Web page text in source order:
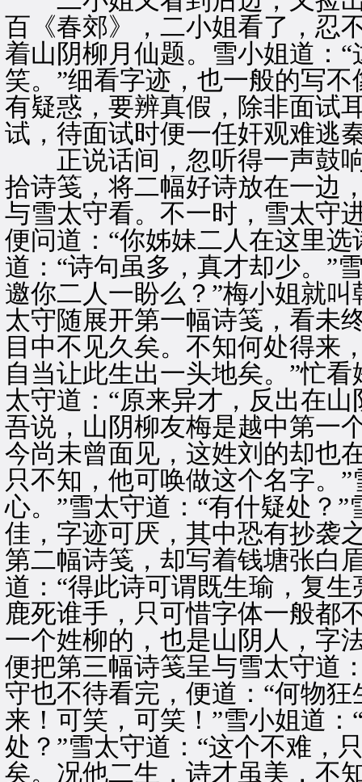
百《春郊》，二小姐看了，忍
着山阴柳月仙题。雪小姐道：
笑。”细看字迹，也一般的写
有疑惑，要辨真假，除非面试
试，待面试时便一任奸观难逃
正说话间，忽听得一声鼓响
拾诗笺，将二幅好诗放在一边
与雪太守看。不一时，雪太守
便问道：“你姊妹二人在这里
道：“诗句虽多，真才却少。”
邀你二人一盼么？”梅小姐就
太守随展开第一幅诗笺，看未
目中不见久矣。不知何处得来
自当让此生出一头地矣。”忙
太守道：“原来异才，反出在
吾说，山阴柳友梅是越中第一
今尚未曾面见，这姓刘的却也
只不知，他可唤做这个名字。
心。”雪太守道：“有什疑处？
佳，字迹可厌，其中恐有抄袭
第二幅诗笺，却写着钱塘张白
道：“得此诗可谓既生瑜，复
鹿死谁手，只可惜字体一般都
一个姓柳的，也是山阴人，字
便把第三幅诗笺呈与雪太守道
守也不待看完，便道：“何物
来！可笑，可笑！”雪小姐道
处？”雪太守道：“这个不难，
矣。况他二生，诗才虽美，不